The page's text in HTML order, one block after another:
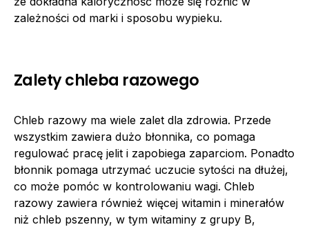
zależności od marki i sposobu wypieku.
Zalety chleba razowego
Chleb razowy ma wiele zalet dla zdrowia. Przede
wszystkim zawiera dużo błonnika, co pomaga
regulować pracę jelit i zapobiega zaparciom. Ponadto
błonnik pomaga utrzymać uczucie sytości na dłużej,
co może pomóc w kontrolowaniu wagi. Chleb
razowy zawiera również więcej witamin i minerałów
niż chleb pszenny, w tym witaminy z grupy B,